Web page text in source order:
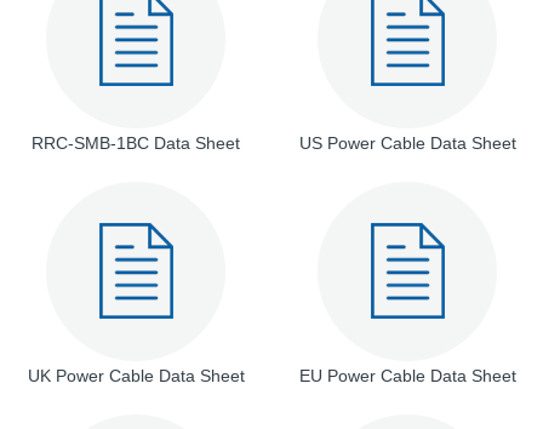
RRC-SMB-1BC Data Sheet US Power Cable Data Sheet
UK Power Cable Data Sheet EU Power Cable Data Sheet